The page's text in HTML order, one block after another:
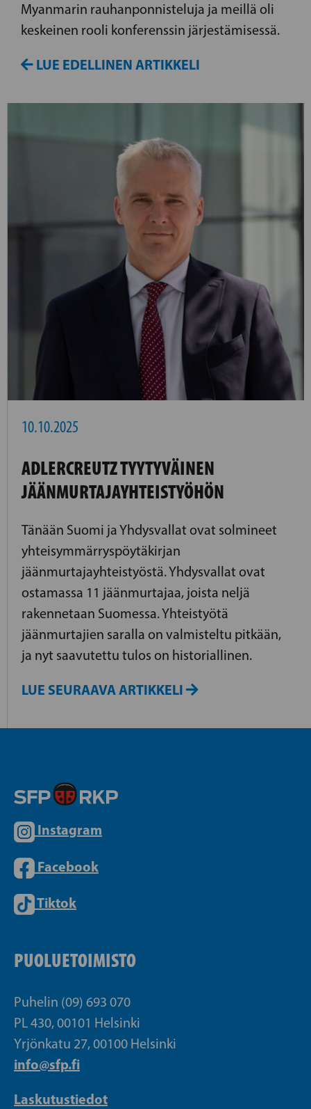
Myanmarin rauhanponnisteluja ja meillä oli
keskeinen rooli konferenssin järjestämisessä.
LUE EDELLINEN ARTIKKELI
10.10.2025
ADLERCREUTZ TYYTYVÄINEN
JÄÄNMURTAJAYHTEISTYÖHÖN
Tänään Suomi ja Yhdysvallat ovat solmineet
yhteisymmärryspöytäkirjan
jäänmurtajayhteistyöstä. Yhdysvallat ovat
ostamassa 11 jäänmurtajaa, joista neljä
rakennetaan Suomessa. Yhteistyötä
jäänmurtajien saralla on valmisteltu pitkään,
ja nyt saavutettu tulos on historiallinen.
LUE SEURAAVA ARTIKKELI
Instagram
Facebook
Tiktok
PUOLUETOIMISTO
Puhelin (09) 693 070
PL 430, 00101 Helsinki
Yrjönkatu 27, 00100 Helsinki
info@sfp.fi
Laskutustiedot